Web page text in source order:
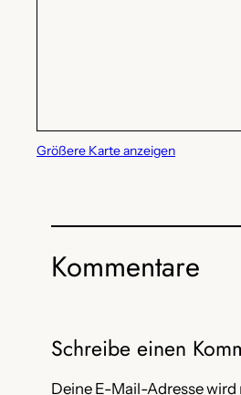
Größere Karte anzeigen
Kommentare
Schreibe einen
Deine E-Mail-Adresse